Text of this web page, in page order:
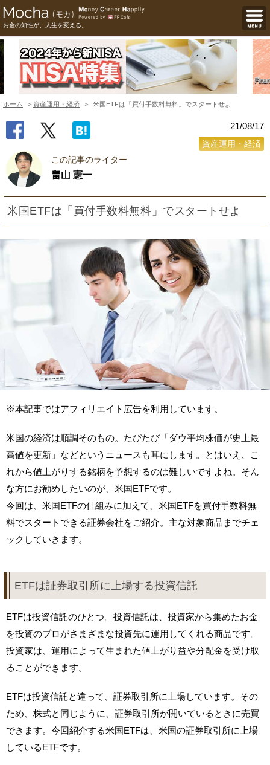
お金の知性が、人生を変える。
ホーム 資産運用・経済 米国ETFは「買付手数料無料」でスタートせよ
21/08/17
資産運用・経済
この記事のライター
畠山 憲一
米国ETFは「買付手数料無料」でスタートせよ
※本記事ではアフィリエイト広告を利用しています。
米国の経済は順調そのもの。たびたび「ダウ平均株価が史上最
高値を更新」などというニュースも耳にします。とはいえ、こ
れから値上がりする銘柄を予想するのは難しいですよね。そん
な方にお勧めしたいのが、米国ETFです。
今回は、米国ETFの仕組みに加えて、米国ETFを買付手数料無
料でスタートできる証券会社をご紹介。主な対象商品までチェ
ックしていきます。
ETFは証券取引所に上場する投資信託
ETFは投資信託のひとつ。投資信託は、投資家から集めたお金
を投資のプロがさまざまな投資先に運用してくれる商品です。
投資家は、運用によって生まれた値上がり益や分配金を受け取
ることができます。
ETFは投資信託と違って、証券取引所に上場しています。その
ため、株式と同じように、証券取引所が開いているときに売買
できます。今回紹介する米国ETFは、米国の証券取引所に上場
しているETFです。